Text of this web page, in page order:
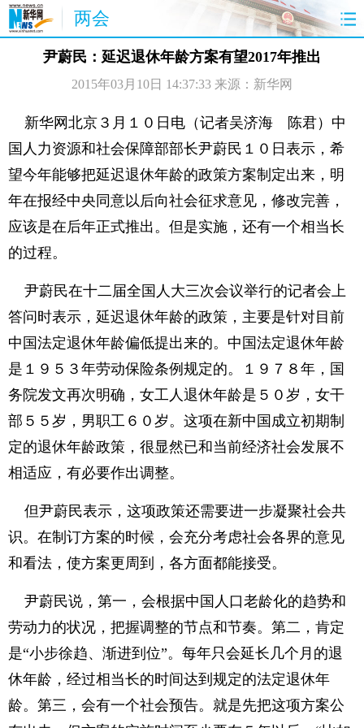
两会
首页 聚焦 最新报道 两会公告
特稿 授权发布
访谈 炫数据 图片 思客
尹蔚民：延迟退休年龄方案有望2017年推出
2015年03月10日 14:37:33 来源：新华网
新华网北京３月１０日电（记者吴济海 陈君）中
国人力资源和社会保障部部长尹蔚民１０日表示，希
望今年能够把延迟退休年龄的政策方案制定出来，明
年在报经中央同意以后向社会征求意见，修改完善，
应该是在后年正式推出。但是实施，还有一个相当长
的过程。
尹蔚民在十二届全国人大三次会议举行的记者会上
答问时表示，延迟退休年龄的政策，主要是针对目前
中国法定退休年龄偏低提出来的。中国法定退休年龄
是１９５３年劳动保险条例规定的。１９７８年，国
务院发文再次明确，女工人退休年龄是５０岁，女干
部５５岁，男职工６０岁。这项在新中国成立初期制
定的退休年龄政策，很显然已和当前经济社会发展不
相适应，有必要作出调整。
但尹蔚民表示，这项政策还需要进一步凝聚社会共
识。在制订方案的时候，会充分考虑社会各界的意见
和看法，使方案更周到，各方面都能接受。
尹蔚民说，第一，会根据中国人口老龄化的趋势和
劳动力的状况，把握调整的节点和节奏。第二，肯定
是“小步徐趋、渐进到位”。每年只会延长几个月的退
休年龄，经过相当长的时间达到规定的法定退休年
龄。第三，会有一个社会预告。就是先把这项方案公